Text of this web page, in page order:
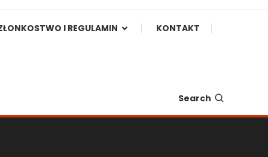
I REGULAMIN KONTAKT
Search